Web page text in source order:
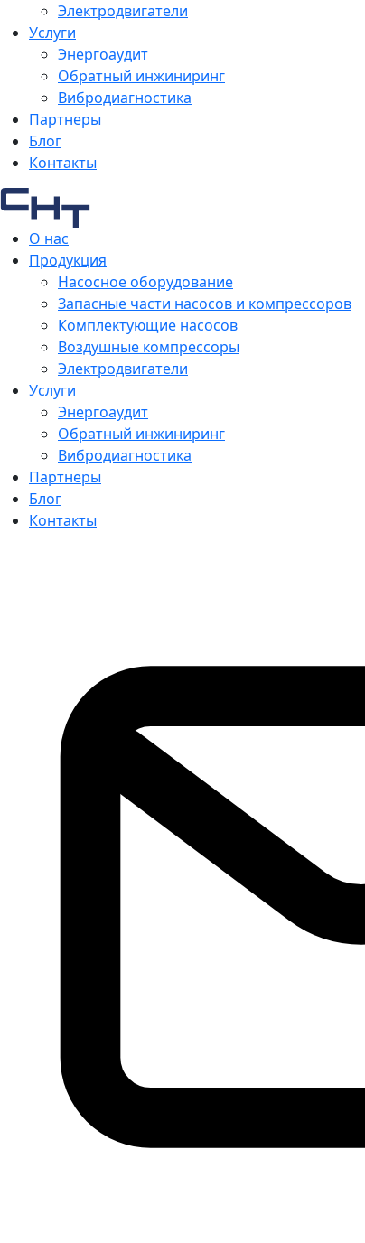
Электродвигатели
Услуги
Энергоаудит
Обратный инжиниринг
Вибродиагностика
Партнеры
Блог
Контакты
О нас
Продукция
Насосное оборудование
Запасные части насосов и компрессоров
Комплектующие насосов
Воздушные компрессоры
Электродвигатели
Услуги
Энергоаудит
Обратный инжиниринг
Вибродиагностика
Партнеры
Блог
Контакты